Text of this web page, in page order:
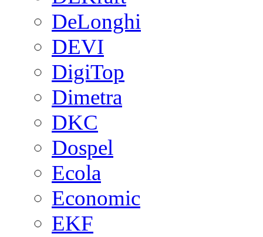
DeLonghi
DEVI
DigiTop
Dimetra
DKC
Dospel
Ecola
Economic
EKF